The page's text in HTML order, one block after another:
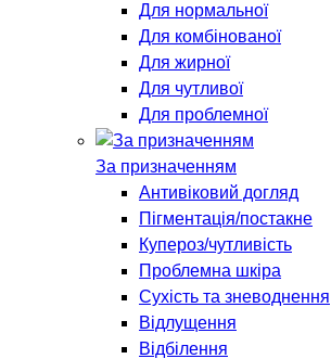
Для нормальної
Для комбінованої
Для жирної
Для чутливої
Для проблемної
За призначенням
Антивіковий догляд
Пігментація/постакне
Купероз/чутливість
Проблемна шкіра
Сухість та зневоднення
Відлущення
Відбілення